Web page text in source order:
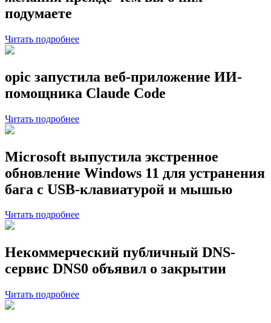
подумаете
Читать подробнее
opic запустила веб-приложение ИИ-
помощника Claude Code
Читать подробнее
Microsoft выпустила экстренное
обновление Windows 11 для устранения
бага с USB-клавиатурой и мышью
Читать подробнее
Некоммерческий публичный DNS-
сервис DNS0 объявил о закрытии
Читать подробнее